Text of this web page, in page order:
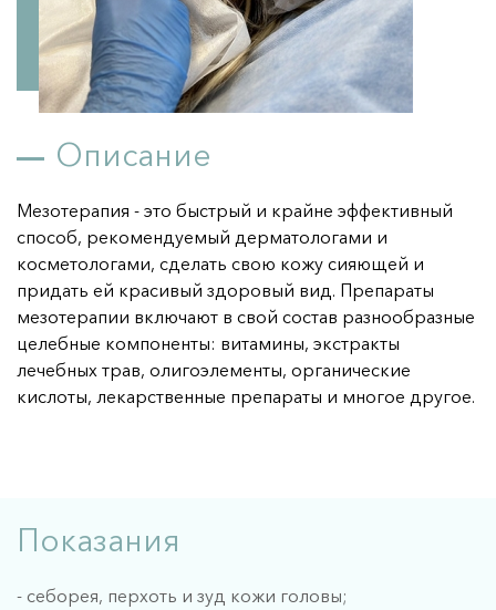
..удалить сосудистые звездочки
..улучшить цвет лица
..улучшить качество кожи
..красивые губы
..убрать носогубную складку
..убрать синяки под глазами
..красивые и здоровые волосы
..подготовиться к важному событию
..убрать излишнюю потливость
..красивую фигуру
..эффективного релакса
..продлить свою молодость (25+)
О клинике
Описание
Мезотерапия - это быстрый и крайне эффективный
способ, рекомендуемый дерматологами и
косметологами, сделать свою кожу сияющей и
придать ей красивый здоровый вид. Препараты
мезотерапии включают в свой состав разнообразные
целебные компоненты: витамины, экстракты
лечебных трав, олигоэлементы, органические
кислоты, лекарственные препараты и многое другое.
Показания
- себорея, перхоть и зуд кожи головы;